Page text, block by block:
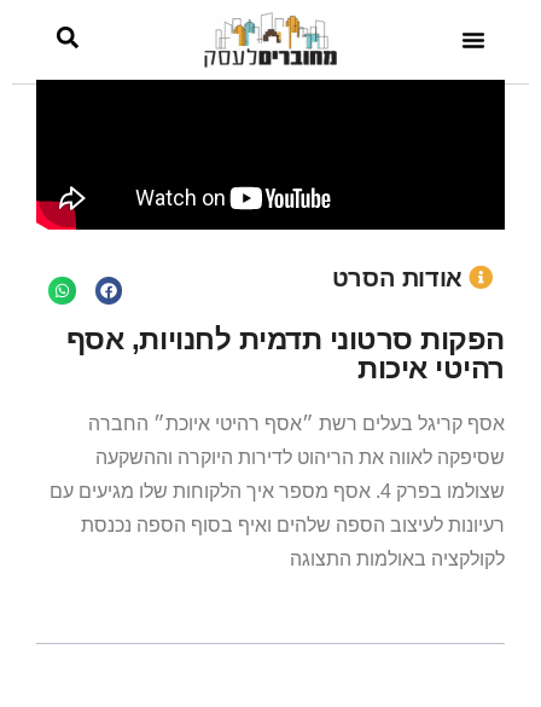
אודות הסרט
הפקות סרטוני תדמית לחנויות, אסף
רהיטי איכות
אסף קריגל בעלים רשת ״אסף רהיטי איוכת״ החברה
שסיפקה לאווה את הריהוט לדירות היוקרה וההשקעה
שצולמו בפרק 4. אסף מספר איך הלקוחות שלו מגיעים עם
רעיונות לעיצוב הספה שלהים ואיף בסוף הספה נכנסת
לקולקציה באולמות התצוגה